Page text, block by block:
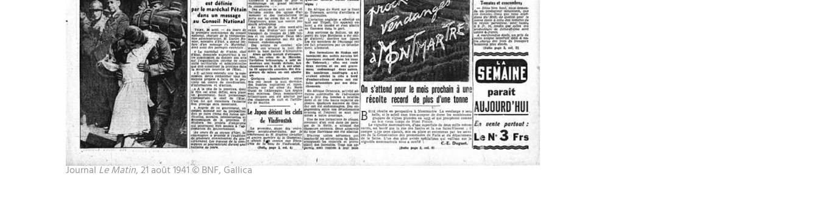
JournalLe Matin, 21 août 1941 © BNF, Gallica